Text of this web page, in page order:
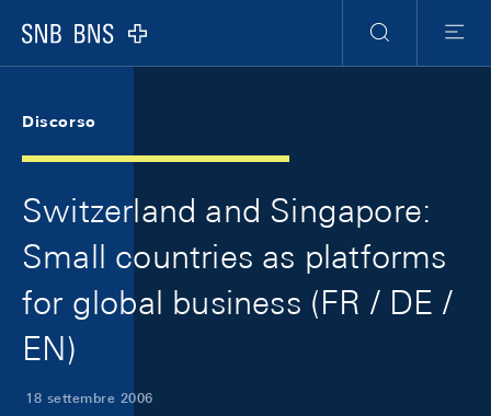
Logo
Ricerca
Menu
Discorso
Switzerland and Singapore:
Small countries as platforms
for global business (FR / DE /
EN)
18 settembre 2006